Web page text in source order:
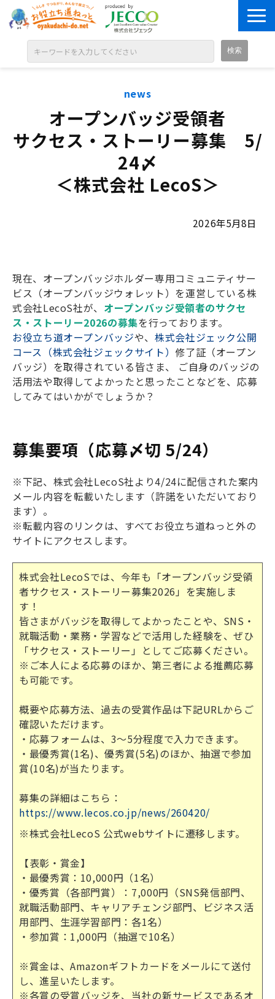
目的別に探す
ジャンル別に探す
シリーズ別に探す
OPEN BADGE
GALLERY
news
オープンバッジ受領者
サクセス・ストーリー募集　5/
24〆
＜株式会社 LecoS＞
2026年5月8日
現在、オープンバッジホルダー専用コミュニティサー
ビス（オープンバッジウォレット）を運営している株
式会社LecoS社が、 オープンバッジ受領者のサクセ
ス・ストーリー2026の募集を行っております。
お役立ち道オープンバッジや、 株式会社ジェック公開
コース（株式会社ジェックサイト）修了証（オープン
バッジ）を取得されている皆さま、 ご自身のバッジの
活用法や取得してよかったと思ったことなどを、応募
してみてはいかがでしょうか？
募集要項（応募〆切 5/24）
※下記、株式会社LecoS社より4/24に配信された案内
メール内容を転載いたします（許諾をいただいており
ます）。
※転載内容のリンクは、すべてお役立ち道ねっと外の
サイトにアクセスします。
株式会社LecoSでは、今年も「オープンバッジ受領
者サクセス・ストーリー募集2026」を実施しま
す！
皆さまがバッジを取得してよかったことや、SNS・
就職活動・業務・学習などで活用した経験を、ぜひ
「サクセス・ストーリー」としてご応募ください。
※ご本人による応募のほか、第三者による推薦応募
も可能です。
概要や応募方法、過去の受賞作品は下記URLからご
確認いただけます。
・応募フォームは、3～5分程度で入力できます。
・最優秀賞(1名)、優秀賞(5名)のほか、抽選で参加
賞(10名)が当たります。
募集の詳細はこちら：
https://www.lecos.co.jp/news/260420/
※株式会社LecoS 公式webサイトに遷移します。
【表彰・賞金】
・最優秀賞：10,000円（1名）
・優秀賞（各部門賞）：7,000円（SNS発信部門、
就職活動部門、キャリアチェンジ部門、ビジネス活
用部門、生涯学習部門：各1名）
・参加賞：1,000円（抽選で10名）
※賞金は、Amazonギフトカードをメールにて送付
し、進呈いたします。
※各賞の受賞バッジを、当社の新サービスであるオ